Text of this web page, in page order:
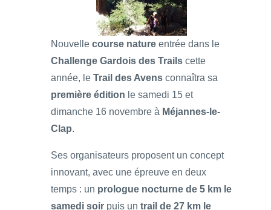
Nouvelle course nature entrée dans le
Challenge Gardois des Trails cette
année, le Trail des Avens connaîtra sa
première édition le samedi 15 et
dimanche 16 novembre à Méjannes-le-
Clap.
Ses organisateurs proposent un concept
innovant, avec une épreuve en deux
temps : un prologue nocturne de 5 km le
samedi soir puis un trail de 27 km le